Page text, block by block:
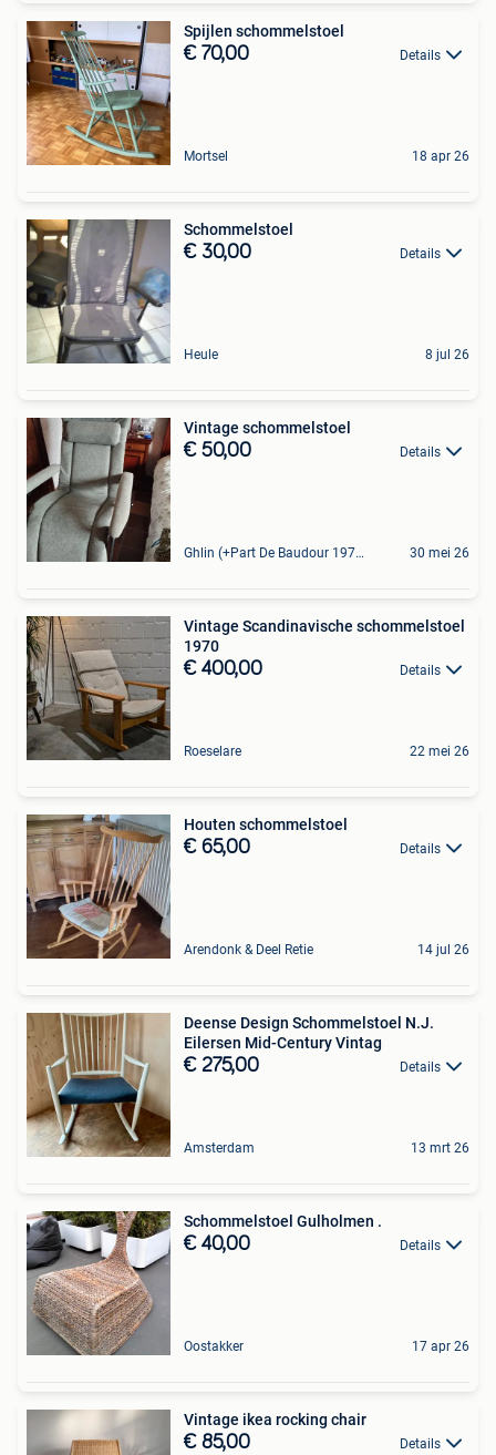
Spijlen schommelstoel
€ 70,00 Details
Mortsel 18 apr 26
Schommelstoel
€ 30,00 Details
Heule 8 jul 26
Vintage schommelstoel
€ 50,00 Details
Ghlin (+Part De Baudour 1971) 30 mei 26
Vintage Scandinavische schommelstoel
1970
€ 400,00 Details
Roeselare 22 mei 26
Houten schommelstoel
€ 65,00 Details
Arendonk & Deel Retie 14 jul 26
Deense Design Schommelstoel N.J.
Eilersen Mid-Century Vintag
€ 275,00 Details
Amsterdam 13 mrt 26
Schommelstoel Gulholmen .
€ 40,00 Details
Oostakker 17 apr 26
Vintage ikea rocking chair
€ 85,00 Details